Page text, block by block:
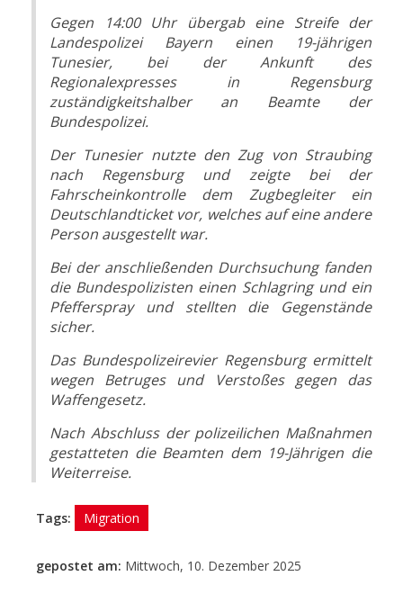
Gegen 14:00 Uhr übergab eine Streife der
Landespolizei Bayern einen 19-jährigen
Tunesier, bei der Ankunft des
Regionalexpresses in Regensburg
zuständigkeitshalber an Beamte der
Bundespolizei.
Der Tunesier nutzte den Zug von Straubing
nach Regensburg und zeigte bei der
Fahrscheinkontrolle dem Zugbegleiter ein
Deutschlandticket vor, welches auf eine andere
Person ausgestellt war.
Bei der anschließenden Durchsuchung fanden
die Bundespolizisten einen Schlagring und ein
Pfefferspray und stellten die Gegenstände
sicher.
Das Bundespolizeirevier Regensburg ermittelt
wegen Betruges und Verstoßes gegen das
Waffengesetz.
Nach Abschluss der polizeilichen Maßnahmen
gestatteten die Beamten dem 19-Jährigen die
Weiterreise.
Tags: Migration
gepostet am: Mittwoch, 10. Dezember 2025